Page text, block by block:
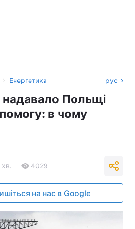
› Енергетика рус
надавало Польщі
в чому
хв. 4029
на нас в Google